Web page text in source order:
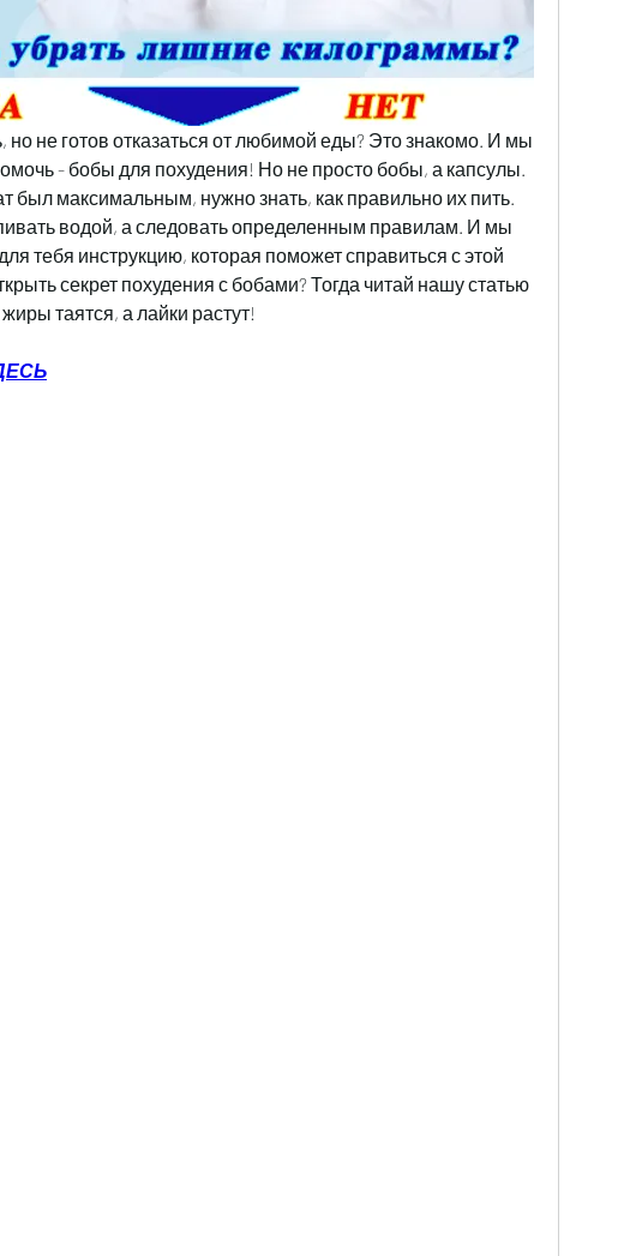
но не готов отказаться от любимой еды? Это знакомо. И мы
- бобы для похудения! Но не просто бобы, а капсулы.
был максимальным, нужно знать, как правильно их пить.
водой, а следовать определенным правилам. И мы
тебя инструкцию, которая поможет справиться с этой
секрет похудения с бобами? Тогда читай нашу статью
таятся, а лайки растут!